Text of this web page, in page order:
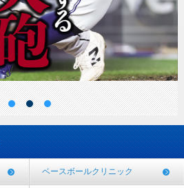
ベースボールクリニック